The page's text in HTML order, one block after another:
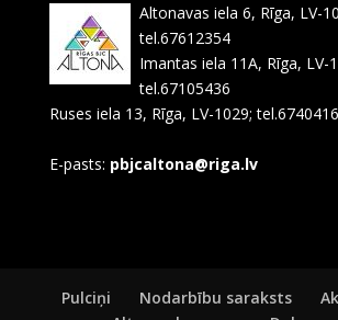
Altonavas iela 6, Rīga, LV-
tel.67612354
Imantas iela 11A, Rīga, LV-
tel.67105436
Ruses iela 13, Rīga, LV-1029;
E-pasts: pbjcaltona@riga.lv
Pulciņi Nodarbību saraksts